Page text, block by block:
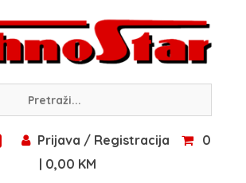
Prijava / Registracija
0
| 0,00 KM